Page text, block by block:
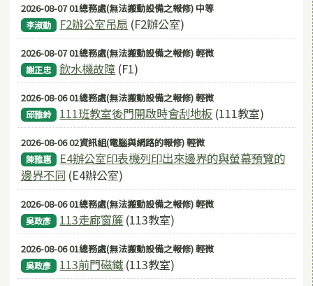
2026-08-07 01總務處(無法搬動設備之報修) 中等
李淑勤 F2辦公室吊扇 (F2辦公室)
2026-08-07 01總務處(無法搬動設備之報修) 輕微
謝正忠 飲水機故障 (F1)
2026-08-06 01總務處(無法搬動設備之報修) 輕微
邱雅鈴 111班教室後門開啟時會刮地板 (111教室)
2026-08-06 02資訊組(電腦與網路的報修) 輕微
陳雅惠
E4辦公室印表機列印出來邊界的與螢幕預覽的
邊界不同 (E4辦公室)
2026-08-06 01總務處(無法搬動設備之報修) 輕微
吳政彥 113走廊窗簾 (113教室)
2026-08-06 01總務處(無法搬動設備之報修) 輕微
吳政彥 113前門磁鐵 (113教室)